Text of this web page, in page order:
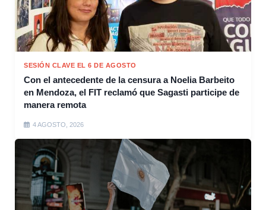
SESIÓN CLAVE EL 6 DE AGOSTO
Con el antecedente de la censura a Noelia Barbeito
en Mendoza, el FIT reclamó que Sagasti participe de
manera remota
4 AGOSTO, 2026